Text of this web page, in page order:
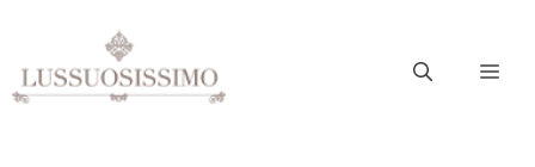
contenuto